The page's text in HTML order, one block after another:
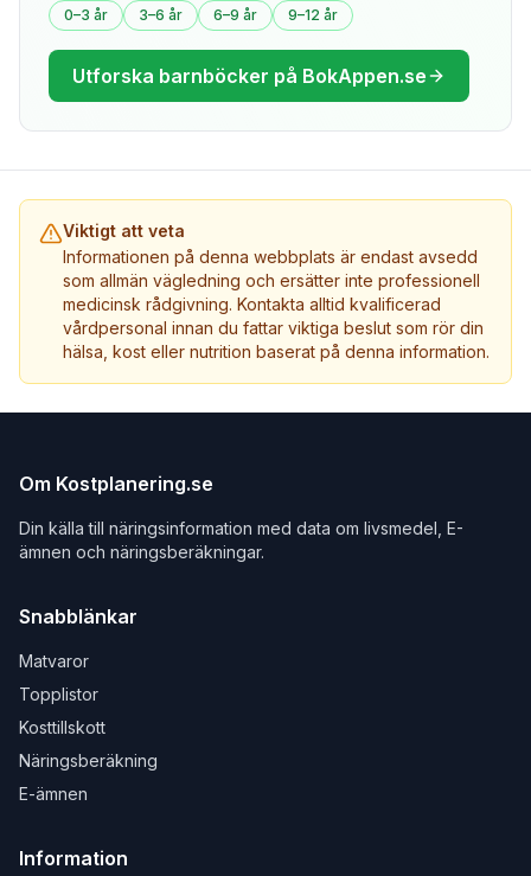
0–3 år 3–6 år 6–9 år 9–12 år
Utforska barnböcker på BokAppen.se
Viktigt att veta
Informationen på denna webbplats är endast avsedd
som allmän vägledning och ersätter inte professionell
medicinsk rådgivning. Kontakta alltid kvalificerad
vårdpersonal innan du fattar viktiga beslut som rör din
hälsa, kost eller nutrition baserat på denna information.
Om Kostplanering.se
Din källa till näringsinformation med data om livsmedel, E-
ämnen och näringsberäkningar.
Snabblänkar
Matvaror
Topplistor
Kosttillskott
Näringsberäkning
E-ämnen
Information